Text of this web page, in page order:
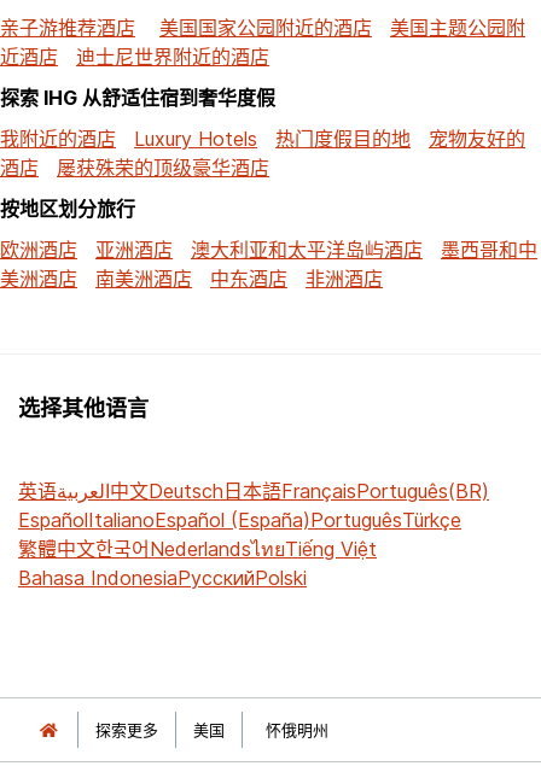
亲子游推荐酒店
美国国家公园附近的酒店
美国主题公园附
近酒店
迪士尼世界附近的酒店
探索 IHG 从舒适住宿到奢华度假
我附近的酒店
Luxury Hotels 热门度假目的地
宠物友好的
酒店
屡获殊荣的顶级豪华酒店
按地区划分旅行
欧洲酒店
亚洲酒店 澳大利亚和太平洋岛屿酒店
墨西哥和中
美洲酒店
南美洲酒店 中东酒店 非洲酒店
选择其他语言
英语العربية中文Deutsch日本語FrançaisPortuguês(BR)
EspañolItalianoEspañol (España)PortuguêsTürkçe
繁體中文한국어NederlandsไทยTiếng Việt
Bahasa IndonesiaРусскийPolski
探索更多 美国 怀俄明州